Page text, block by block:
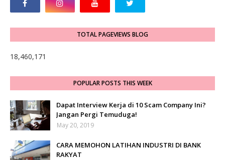
TOTAL PAGEVIEWS BLOG
18,460,171
POPULAR POSTS THIS WEEK
Dapat Interview Kerja di 10 Scam Company Ini?
Jangan Pergi Temuduga!
May 20, 2019
CARA MEMOHON LATIHAN INDUSTRI DI BANK
RAKYAT